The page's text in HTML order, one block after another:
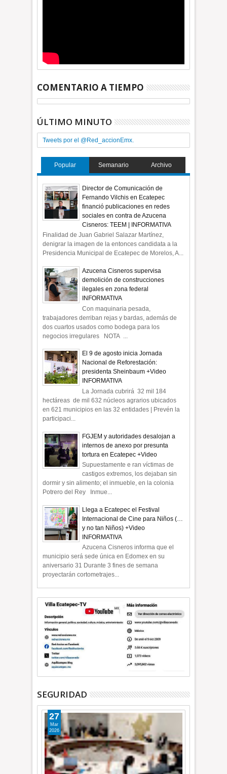
COMENTARIO A TIEMPO
ÚLTIMO MINUTO
Tweets por el @Red_accionEmx.
Popular Semanario Archivo
Director de Comunicación de
Fernando Vilchis en Ecatepec
financió publicaciones en redes
sociales en contra de Azucena
Cisneros: TEEM | INFORMATIVA
Finalidad de Juan Gabriel Salazar Martínez,
denigrar la imagen de la entonces candidata a la
Presidencia Municipal de Ecatepec de Morelos, A...
Azucena Cisneros supervisa
demolición de construcciones
ilegales en zona federal
INFORMATIVA
Con maquinaria pesada,
trabajadores derriban rejas y bardas, además de
dos cuartos usados como bodega para los
negocios irregulares NOTA ...
El 9 de agosto inicia Jornada
Nacional de Reforestación:
presidenta Sheinbaum +Video
INFORMATIVA
La Jornada cubrirá 32 mil 184
hectáreas de mil 632 núcleos agrarios ubicados
en 621 municipios en las 32 entidades | Prevén la
participaci...
FGJEM y autoridades desalojan a
internos de anexo por presunta
tortura en Ecatepec +Video
Supuestamente e ran víctimas de
castigos extremos, los dejaban sin
dormir y sin alimento; el inmueble, en la colonia
Potrero del Rey Inmue...
Llega a Ecatepec el Festival
Internacional de Cine para Niños (…
y no tan Niños) +Video
INFORMATIVA
Azucena Cisneros informa que el
municipio será sede única en Edomex en su
aniversario 31 Durante 3 fines de semana
proyectarán cortometrajes...
SEGURIDAD
27
Mar
2026